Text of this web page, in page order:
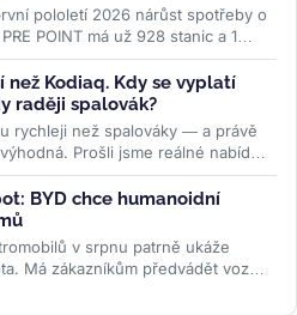
pololetí 2026 nárůst spotřeby o
POINT má už 928 stanic a 1
než Kodiaq. Kdy se vyplatí
raději spalovák?
rychleji než spalováky — a právě
Prošli jsme reálné nabídky
BYD chce humanoidní
v srpnu patrně ukáže
Má zákazníkům předvádět vozy,